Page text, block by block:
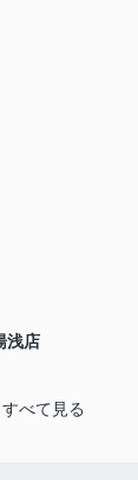
浅店
すべて見る